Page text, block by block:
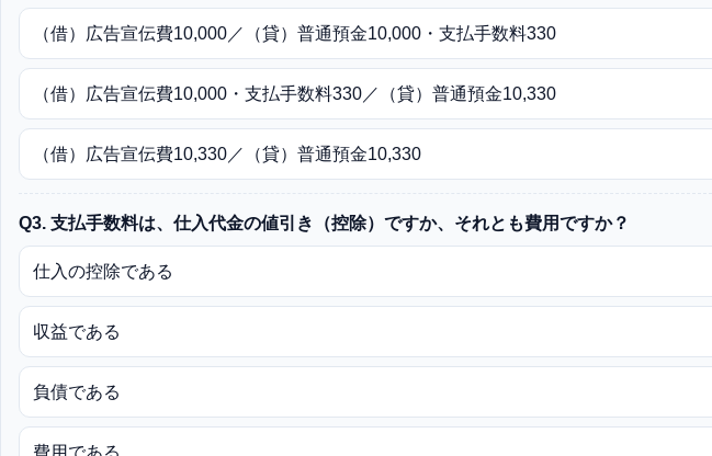
（借）広告宣伝費10,000／（貸）普通預金10,000・支払手数料330
（借）広告宣伝費10,000・支払手数料330／（貸）普通預金10,330
（借）広告宣伝費10,330／（貸）普通預金10,330
Q3. 支払手数料は、仕入代金の値引き（控除）ですか、それとも費用ですか？
仕入の控除である
収益である
負債である
費用である